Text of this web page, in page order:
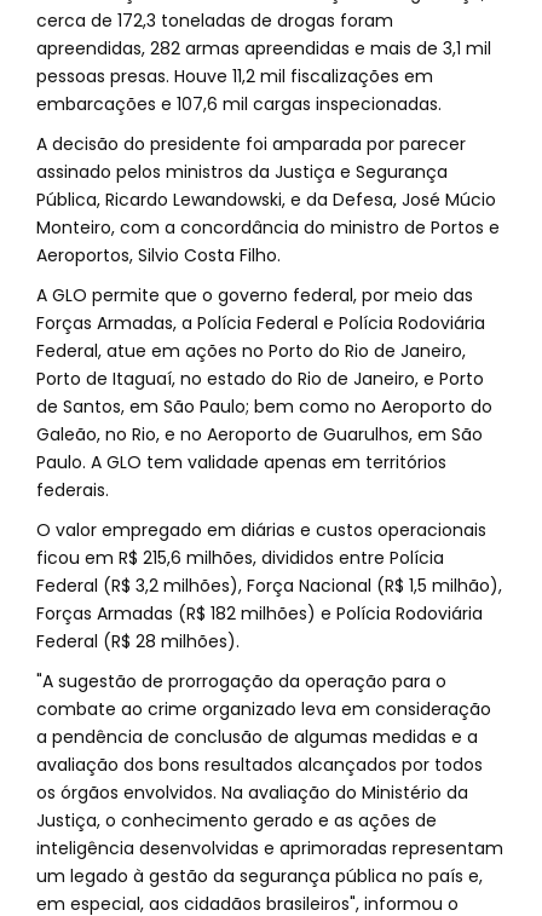
cerca de 172,3 toneladas de drogas foram
apreendidas, 282 armas apreendidas e mais de 3,1 mil
pessoas presas. Houve 11,2 mil fiscalizações em
embarcações e 107,6 mil cargas inspecionadas.
A decisão do presidente foi amparada por parecer
assinado pelos ministros da Justiça e Segurança
Pública, Ricardo Lewandowski, e da Defesa, José Múcio
Monteiro, com a concordância do ministro de Portos e
Aeroportos, Silvio Costa Filho.
A GLO permite que o governo federal, por meio das
Forças Armadas, a Polícia Federal e Polícia Rodoviária
Federal, atue em ações no Porto do Rio de Janeiro,
Porto de Itaguaí, no estado do Rio de Janeiro, e Porto
de Santos, em São Paulo; bem como no Aeroporto do
Galeão, no Rio, e no Aeroporto de Guarulhos, em São
Paulo. A GLO tem validade apenas em territórios
federais.
O valor empregado em diárias e custos operacionais
ficou em R$ 215,6 milhões, divididos entre Polícia
Federal (R$ 3,2 milhões), Força Nacional (R$ 1,5 milhão),
Forças Armadas (R$ 182 milhões) e Polícia Rodoviária
Federal (R$ 28 milhões).
"A sugestão de prorrogação da operação para o
combate ao crime organizado leva em consideração
a pendência de conclusão de algumas medidas e a
avaliação dos bons resultados alcançados por todos
os órgãos envolvidos. Na avaliação do Ministério da
Justiça, o conhecimento gerado e as ações de
inteligência desenvolvidas e aprimoradas representam
um legado à gestão da segurança pública no país e,
em especial, aos cidadãos brasileiros", informou o